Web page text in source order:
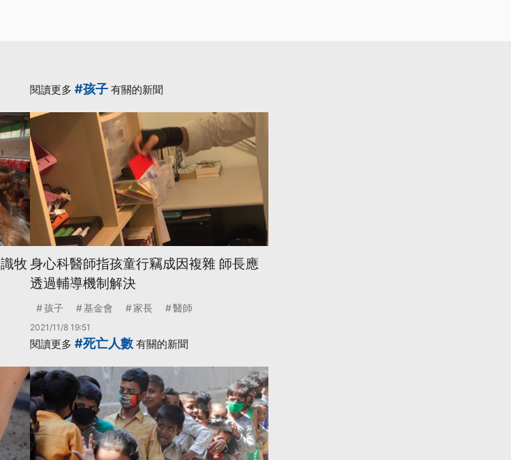
牧
閱讀更多 #孩子 有關的新聞
身心科醫師指孩童行竊成因複雜 師長應
透過輔導機制解決
孩子 基金會 家長 醫師
2021/11/8 19:51
閱讀更多 #死亡人數 有關的新聞